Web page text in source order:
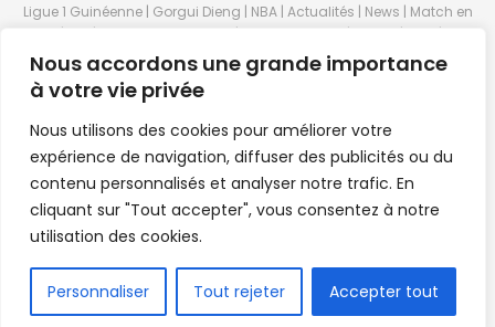
Nous accordons une grande importance
à votre vie privée
Nous utilisons des cookies pour améliorer votre
expérience de navigation, diffuser des publicités ou du
contenu personnalisés et analyser notre trafic. En
cliquant sur "Tout accepter", vous consentez à notre
utilisation des cookies.
Personnaliser Tout rejeter Accepter tout
Ligue 1 Guinéenne | Gorgui Dieng | NBA | Actualités | News | Match en
direct | But | Actualité au Guinée | Premier League | Ligue 1 | Liga | Serie
A | LSFP | Conakry | Guinée | Sport Guineen | Basket Guineens | Foot
Guineen | Handball Guinee | Match Guinee | Championnat Guinée |
Stade du 28 septembre | Coupe d'Afrique des nations de football |
Equipe de Guinee| Equipe national de Guinée | Senegal Equipe |
Guinée | Le Senegal | Dakar | Coupe de Guinée | Stade du 28
septembre | Foot Club | Sport Guinee | Sport Senegal | Paris Foot |
Sport en direct | Boxe | Sénégal Dakar | La Guinée | Live Sport | RTG |
Guinee en direct | Foot en direct | Foot direct | Eurosports | Football
direct | Vidéo | Télécharger Africasport | Clubs de football guinéens |
magazine theme byConfordev.
FR